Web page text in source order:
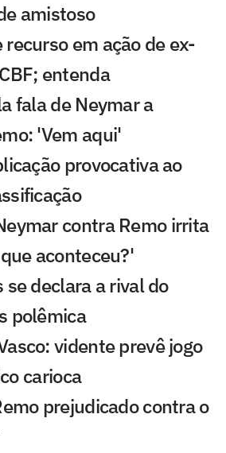
amistoso
em ação de ex-
entenda
fala de Neymar a
'Vem aqui'
provocativa ao
contra Remo irrita
aconteceu?'
se declara a rival do
polêmica
vidente prevê jogo
carioca
prejudicado contra o